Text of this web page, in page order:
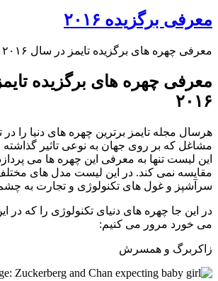
معرفی برگزیده ۲۰۱۶
معرفی چهره های برگزیده تایمز در سال ۲۰۱۶
معرفی چهره های برگزیده
۲۰۱۶
هرسال مجله تایمز برترین چهره های دنیا را در
مشاغل که بر روی جهان به نوعی تاثیر گذاشته
این لیست تنها به معرفی این چهره ها می
مقایسه نمی کند. در این لیست مدل های
سرآشپز و غول های تکنولوژی و تجارت به
در این جا چهره های دنیای تکنولوژی را که
می خورد مرور می کنیم:
زاکربرگ و همسرش